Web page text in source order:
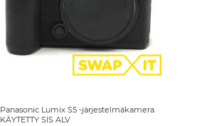
Panasonic Lumix S5 -järjestelmäkamera
KÄYTETTY SIS ALV